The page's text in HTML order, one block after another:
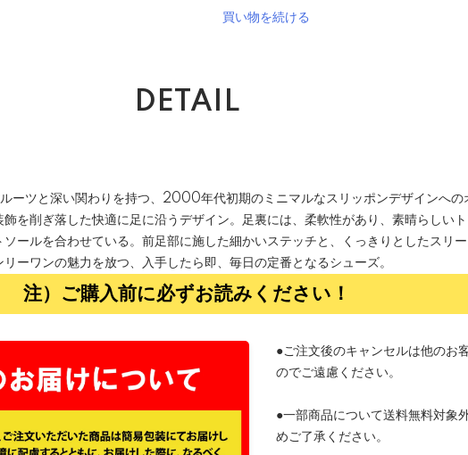
買い物を続ける
DETAIL
ーツと深い関わりを持つ、2000年代初期のミニマルなスリッポンデザインへの
を削ぎ落した快適に足に沿うデザイン。足裏には、柔軟性があり、素晴らしい
ールを合わせている。前足部に施した細かいステッチと、くっきりとしたスリ
ーワンの魅力を放つ、入手したら即、毎日の定番となるシューズ。
注）ご購入前に必ずお読みください！
●ご注文後のキャンセルは他のお
のでご遠慮ください。
●一部商品について送料無料対象
めご了承ください。